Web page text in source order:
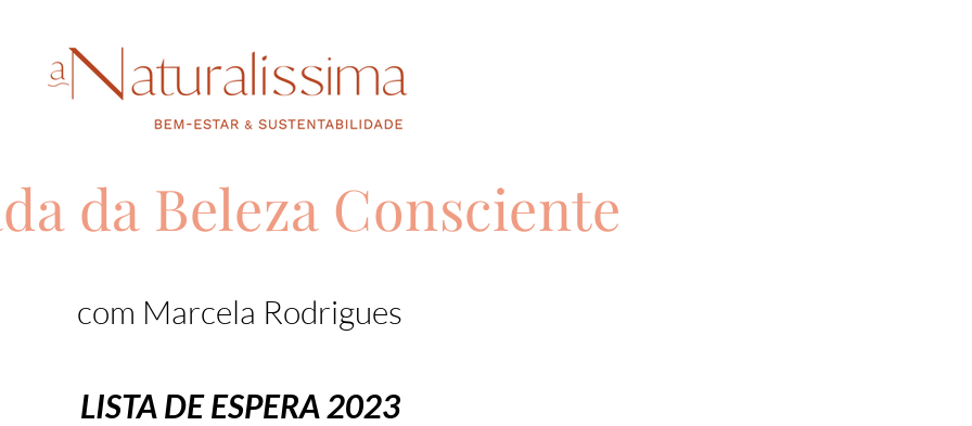
da Beleza Consciente
com Marcela Rodrigues
LISTA DE ESPERA 2023